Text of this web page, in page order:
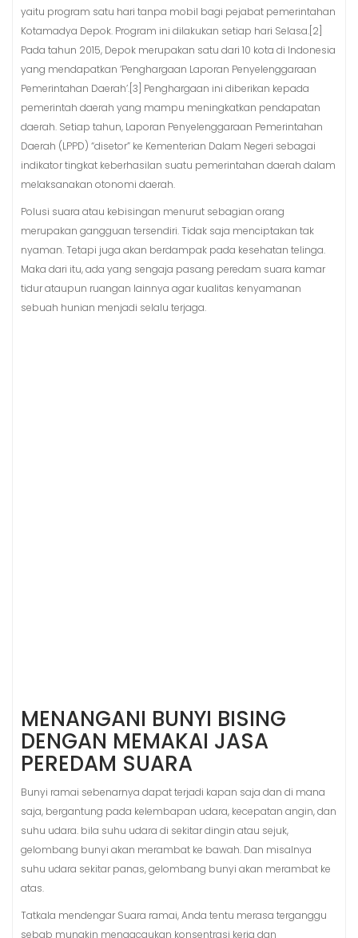
yaitu program satu hari tanpa mobil bagi pejabat pemerintahan
Kotamadya Depok. Program ini dilakukan setiap hari Selasa.[2]
Pada tahun 2015, Depok merupakan satu dari 10 kota di Indonesia
yang mendapatkan ‘Penghargaan Laporan Penyelenggaraan
Pemerintahan Daerah’.[3] Penghargaan ini diberikan kepada
pemerintah daerah yang mampu meningkatkan pendapatan
daerah. Setiap tahun, Laporan Penyelenggaraan Pemerintahan
Daerah (LPPD) “disetor” ke Kementerian Dalam Negeri sebagai
indikator tingkat keberhasilan suatu pemerintahan daerah dalam
melaksanakan otonomi daerah.
Polusi suara atau kebisingan menurut sebagian orang
merupakan gangguan tersendiri. Tidak saja menciptakan tak
nyaman. Tetapi juga akan berdampak pada kesehatan telinga.
Maka dari itu, ada yang sengaja pasang peredam suara kamar
tidur ataupun ruangan lainnya agar kualitas kenyamanan
sebuah hunian menjadi selalu terjaga.
MENANGANI BUNYI BISING
DENGAN MEMAKAI JASA
PEREDAM SUARA
Bunyi ramai sebenarnya dapat terjadi kapan saja dan di mana
saja, bergantung pada kelembapan udara, kecepatan angin, dan
suhu udara. bila suhu udara di sekitar dingin atau sejuk,
gelombang bunyi akan merambat ke bawah. Dan misalnya
suhu udara sekitar panas, gelombang bunyi akan merambat ke
atas.
Tatkala mendengar Suara ramai, Anda tentu merasa terganggu
sebab mungkin mengacaukan konsentrasi kerja dan